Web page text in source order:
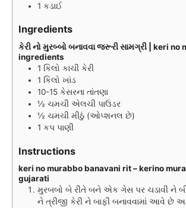
1 કડાઈ
Ingredients
કેરી નો મુરબ્બો બનાવવા જરૂરી સામગ્રી | keri
ingredients
1 કિલો કાચી કેરી
1 કિલો ખાંડ
10-15 કેસરના તાંતણા
½ ચમચી એલચી પાઉડર
½ ચમચી મીઠું (ઓપ્શનલ છે)
1 કપ પાણી
Instructions
keri no murabbo banavani rit – kerino
gujarati
મુરબબો બે રીતે બને એક ગેસ પર ચડાવી ને
ને ત્રીજી કેરી ને બાફી બનાવવામાં આવે છે